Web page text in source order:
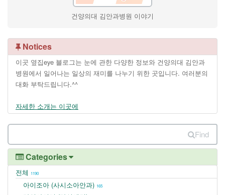
건양의대 김안과병원 이야기
Notices
이곳 옆집eye 블로그는 눈에 관한 다양한 정보와 건양의대 김안과
병원에서 일어나는 일상의 재미를 나누기 위한 곳입니다. 여러분의
대화 부탁드립니다.^^
자세한 소개는 이곳에
Find
Categories
전체 1190
아이조아 (사시소아안과) 165